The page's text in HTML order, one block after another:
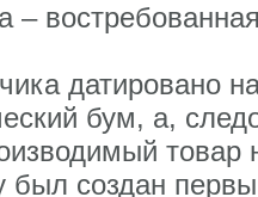
–
датировано
бум, а,
был создан